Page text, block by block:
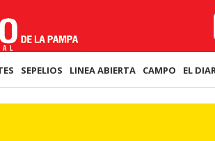
SEPELIOS LINEA ABIERTA CAMPO EL